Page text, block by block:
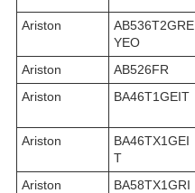
Ariston
AB536T2GRE
YEO
Ariston
AB526FR
Ariston
BA46T1GEIT
Ariston
BA46TX1GEI
T
Ariston
BA58TX1GRI